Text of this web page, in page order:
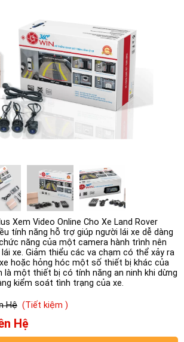
Xem Video Online Cho Xe Land Rover
tính năng hỗ trợ giúp người lái xe dễ dàng
năng của một camera hành trình nên
xe. Giảm thiểu các va chạm có thể xảy ra
hoặc hỏng hóc một số thiết bị khác của
là một thiết bị có tính năng an ninh khi dừng
kiểm soát tình trạng của xe.
Hệ (Tiết kiệm )
Hệ